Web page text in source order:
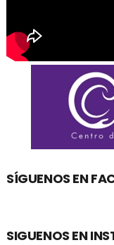
SÍGUENOS EN
SIGUENOS EN